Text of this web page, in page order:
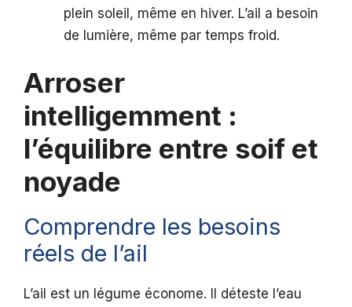
plein soleil, même en hiver. L’ail a besoin
de lumière, même par temps froid.
Arroser
intelligemment :
l’équilibre entre soif et
noyade
Comprendre les besoins
réels de l’ail
L’ail est un légume économe. Il déteste l’eau